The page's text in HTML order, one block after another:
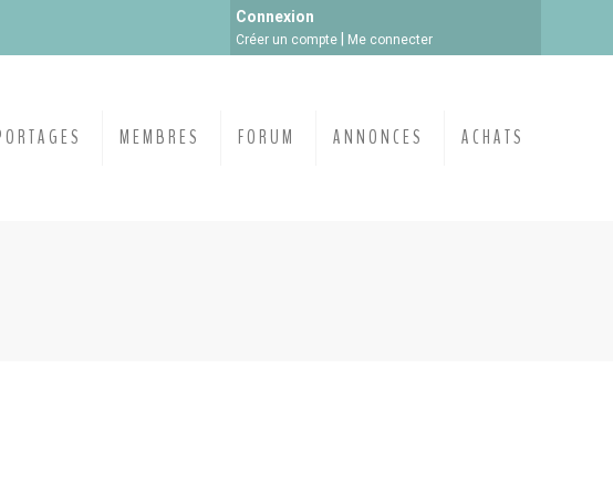
Connexion
Créer un compte Me connecter
MEMBRES FORUM ANNONCES ACHATS